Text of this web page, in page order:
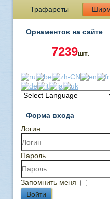
Трафареты
Орнаментов на сайте
7239шт.
Форма входа
Логин
Пароль
Запомнить меня
Войти